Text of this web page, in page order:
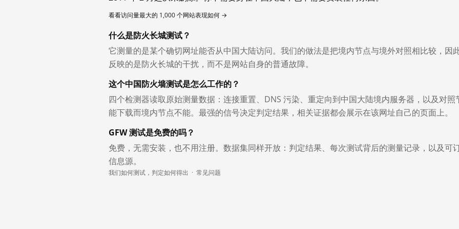
看看访问量最大的 1,000 个网站表现如何 →
什么是防火长城测试？
它测量的是某个确切网址能否从中国大陆访问。我们的做法是把境内节点与境外对照相比较，因
反映的是防火长城的干扰，而不是网站自身的普通故障。
这个中国防火墙测试是怎么工作的？
四个检测器读取原始测量数据：连接重置、DNS 污染、重定向到中国大陆境内服务器，以及对照
能下载而境内节点不能。最强的信号决定判定结果，相关证据都会展示在该网址自己的页面上。
GFW 测试是免费的吗？
免费，无需安装，也不用注册。数据集同样开放：判定结果、每次测试背后的测量记录，以及可
信息源。
我们如何测试，判定如何得出 · 常见问题